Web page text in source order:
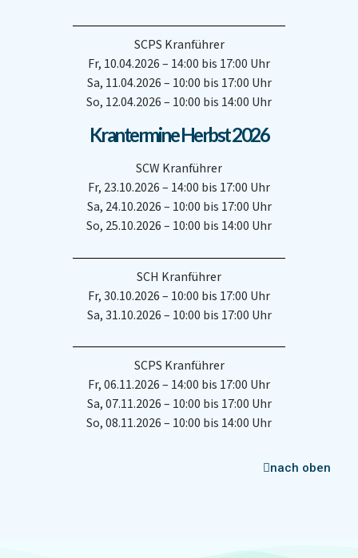
SCPS Kranführer
Fr, 10.04.2026 – 14:00 bis 17:00 Uhr
Sa, 11.04.2026 – 10:00 bis 17:00 Uhr
So, 12.04.2026 – 10:00 bis 14:00 Uhr
Krantermine Herbst 2026
SCW Kranführer
Fr, 23.10.2026 – 14:00 bis 17:00 Uhr
Sa, 24.10.2026 – 10:00 bis 17:00 Uhr
So, 25.10.2026 – 10:00 bis 14:00 Uhr
SCH Kranführer
Fr, 30.10.2026 – 10:00 bis 17:00 Uhr
Sa, 31.10.2026 – 10:00 bis 17:00 Uhr
SCPS Kranführer
Fr, 06.11.2026 – 14:00 bis 17:00 Uhr
Sa, 07.11.2026 – 10:00 bis 17:00 Uhr
So, 08.11.2026 – 10:00 bis 14:00 Uhr
nach oben